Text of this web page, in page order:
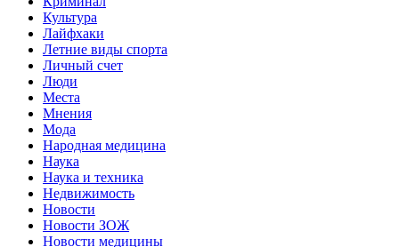
Культура
Лайфхаки
Летние виды спорта
Личный счет
Люди
Места
Мнения
Мода
Народная медицина
Наука
Наука и техника
Недвижимость
Новости
Новости ЗОЖ
Новости медицины